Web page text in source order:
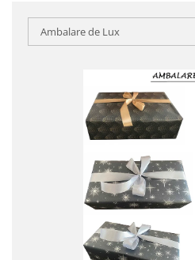
Ambalare de Lux